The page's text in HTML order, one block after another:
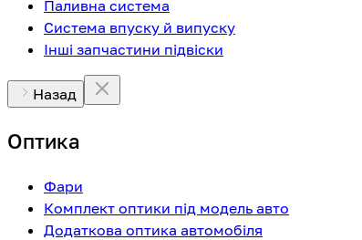
Паливна система
Система впуску й випуску
Інші запчастини підвіски
Назад
Оптика
Фари
Комплект оптики під модель авто
Додаткова оптика автомобіля